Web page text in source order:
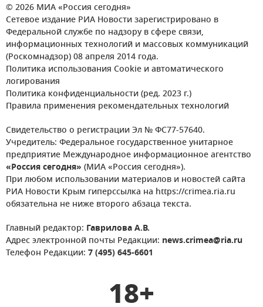
© 2026 МИА «Россия сегодня»
Сетевое издание РИА Новости зарегистрировано в
Федеральной службе по надзору в сфере связи,
информационных технологий и массовых коммуникаций
(Роскомнадзор) 08 апреля 2014 года.
Политика использования Cookie и автоматического
логирования
Политика конфиденциальности (ред. 2023 г.)
Правила применения рекомендательных технологий
Свидетельство о регистрации Эл № ФС77-57640.
Учредитель: Федеральное государственное унитарное
предприятие Международное информационное агентство
«Россия сегодня» (МИА «Россия сегодня»).
При любом использовании материалов и новостей сайта
РИА Новости Крым гиперссылка на https://crimea.ria.ru
обязательна не ниже второго абзаца текста.
Главный редактор: Гаврилова А.В.
Адрес электронной почты Редакции: news.crimea@ria.ru
Телефон Редакции: 7 (495) 645-6601
18+